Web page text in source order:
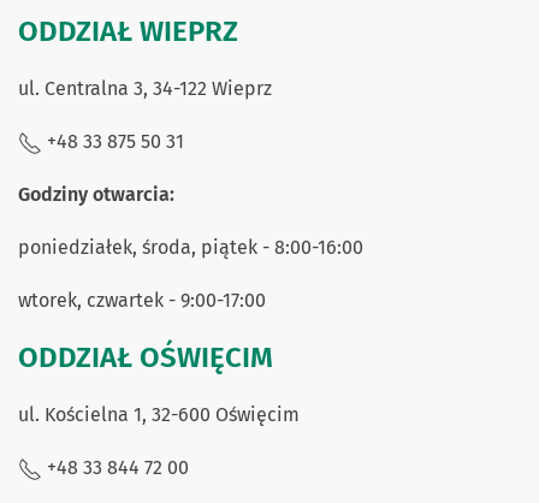
ODDZIAŁ WIEPRZ
ul. Centralna 3, 34-122 Wieprz
+48 33 875 50 31
Godziny otwarcia:
poniedziałek, środa, piątek - 8:00-16:00
wtorek, czwartek - 9:00-17:00
ODDZIAŁ OŚWIĘCIM
ul. Kościelna 1, 32-600 Oświęcim
+48 33 844 72 00